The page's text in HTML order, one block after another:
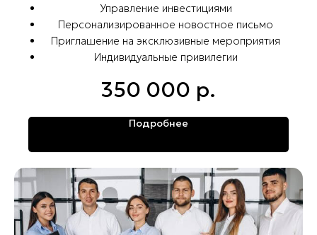
Управление инвестициями
Персонализированное новостное письмо
Приглашение на эксклюзивные мероприятия
Индивидуальные привилегии
350 000 р.
Подробнее